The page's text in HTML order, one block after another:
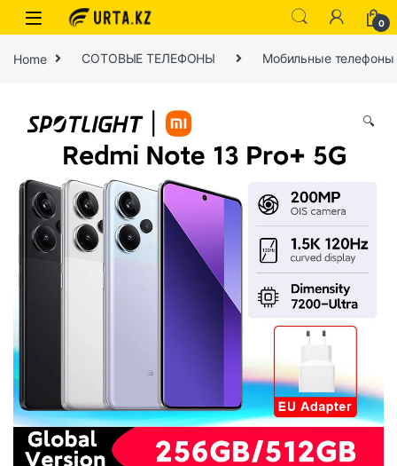
0
Home СОТОВЫЕ ТЕЛЕФОНЫ Мобильные телефоны
🔍